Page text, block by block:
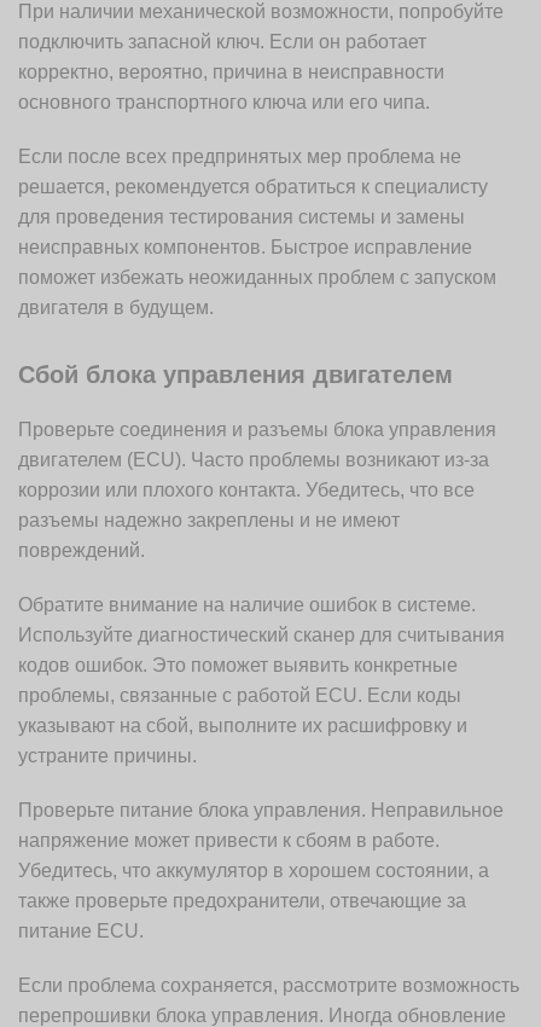
При наличии механической возможности, попробуйте
подключить запасной ключ. Если он работает
корректно, вероятно, причина в неисправности
основного транспортного ключа или его чипа.
Если после всех предпринятых мер проблема не
решается, рекомендуется обратиться к специалисту
для проведения тестирования системы и замены
неисправных компонентов. Быстрое исправление
поможет избежать неожиданных проблем с запуском
двигателя в будущем.
Сбой блока управления двигателем
Проверьте соединения и разъемы блока управления
двигателем (ECU). Часто проблемы возникают из-за
коррозии или плохого контакта. Убедитесь, что все
разъемы надежно закреплены и не имеют
повреждений.
Обратите внимание на наличие ошибок в системе.
Используйте диагностический сканер для считывания
кодов ошибок. Это поможет выявить конкретные
проблемы, связанные с работой ECU. Если коды
указывают на сбой, выполните их расшифровку и
устраните причины.
Проверьте питание блока управления. Неправильное
напряжение может привести к сбоям в работе.
Убедитесь, что аккумулятор в хорошем состоянии, а
также проверьте предохранители, отвечающие за
питание ECU.
Если проблема сохраняется, рассмотрите возможность
перепрошивки блока управления. Иногда обновление